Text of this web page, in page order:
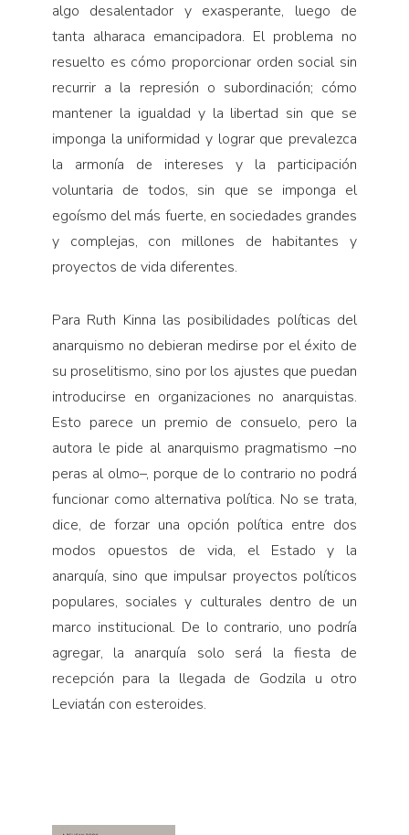
algo desalentador y exasperante, luego de
tanta alharaca emancipadora. El problema no
resuelto es cómo proporcionar orden social sin
recurrir a la represión o subordinación; cómo
mantener la igualdad y la libertad sin que se
imponga la uniformidad y lograr que prevalezca
la armonía de intereses y la participación
voluntaria de todos, sin que se imponga el
egoísmo del más fuerte, en sociedades grandes
y complejas, con millones de habitantes y
proyectos de vida diferentes.
Para Ruth Kinna las posibilidades políticas del
anarquismo no debieran medirse por el éxito de
su proselitismo, sino por los ajustes que puedan
introducirse en organizaciones no anarquistas.
Esto parece un premio de consuelo, pero la
autora le pide al anarquismo pragmatismo –no
peras al olmo–, porque de lo contrario no podrá
funcionar como alternativa política. No se trata,
dice, de forzar una opción política entre dos
modos opuestos de vida, el Estado y la
anarquía, sino que impulsar proyectos políticos
populares, sociales y culturales dentro de un
marco institucional. De lo contrario, uno podría
agregar, la anarquía solo será la fiesta de
recepción para la llegada de Godzila u otro
Leviatán con esteroides.